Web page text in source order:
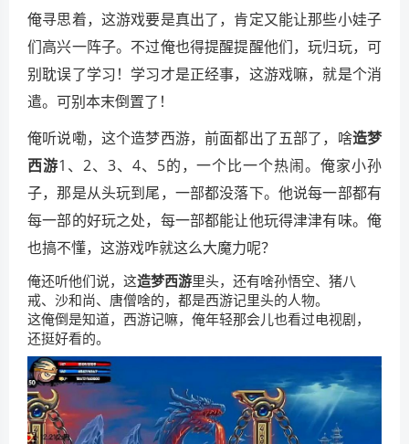
俺寻思着，这游戏要是真出了，肯定又能让那些小娃子
们高兴一阵子。不过俺也得提醒提醒他们，玩归玩，可
别耽误了学习！学习才是正经事，这游戏嘛，就是个消
遣。可别本末倒置了！
俺听说嘞，这个造梦西游，前面都出了五部了，啥造梦
西游1、2、3、4、5的，一个比一个热闹。俺家小孙
子，那是从头玩到尾，一部都没落下。他说每一部都有
每一部的好玩之处，每一部都能让他玩得津津有味。俺
也搞不懂，这游戏咋就这么大魔力呢？
俺还听他们说，这造梦西游里头，还有啥孙悟空、猪八
戒、沙和尚、唐僧啥的，都是西游记里头的人物。
这俺倒是知道，西游记嘛，俺年轻那会儿也看过电视剧，
还挺好看的。